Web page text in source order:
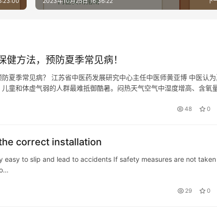
方法，预防夏季常见病！
夏季常见病？ 江苏省中医药发展研究中心主任中医师黄亚博 中医认
童和体虚气弱的人群最难抵御酷暑。闷热天气空气中湿度增高、含氧
48 0
correct installation
to slip and lead to accidents If safety measures are not
29 0